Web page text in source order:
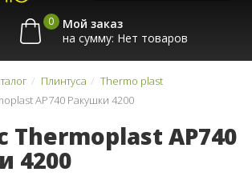
0
Мой заказ
на сумму:
Плинтуса
Thermo plast
AP740 Ракушки 4200
Thermoplast AP740
4200